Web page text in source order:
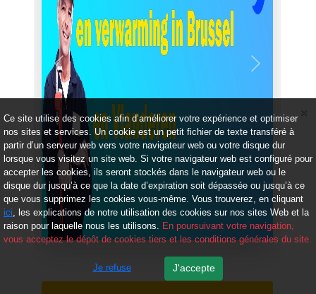
Précédent Suivant
Ce site utilise des cookies afin d’améliorer votre expérience et optimiser
nos sites et services. Un cookie est un petit fichier de texte transféré à
partir d’un serveur web vers votre navigateur web ou votre disque dur
lorsque vous visitez un site web. Si votre navigateur web est configuré pour
accepter les cookies, ils seront stockés dans le navigateur web ou le
disque dur jusqu’à ce que la date d’expiration soit dépassée ou jusqu’à ce
que vous supprimez les cookies vous-même. Vous trouverez, en cliquant
ici, les explications de notre utilisation des cookies sur nos sites Web et la
raison pour laquelle nous les utilisons. En poursuivant votre navigation,
vous acceptez le dépôt de cookies tiers et les conditions générales du site.
Je refuse J'accepte